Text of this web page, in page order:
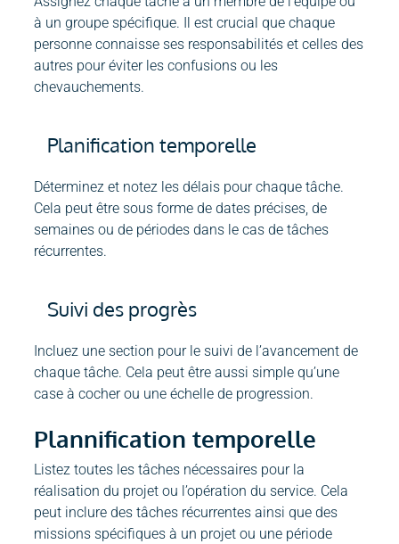
à un groupe spécifique. Il est crucial que chaque
personne connaisse ses responsabilités et celles des
autres pour éviter les confusions ou les
chevauchements.
Planification temporelle
Déterminez et notez les délais pour chaque tâche.
Cela peut être sous forme de dates précises, de
semaines ou de périodes dans le cas de tâches
récurrentes.
Suivi des progrès
Incluez une section pour le suivi de l’avancement de
chaque tâche. Cela peut être aussi simple qu’une
case à cocher ou une échelle de progression.
Plannification temporelle
Listez toutes les tâches nécessaires pour la
réalisation du projet ou l’opération du service. Cela
peut inclure des tâches récurrentes ainsi que des
missions spécifiques à un projet ou une période